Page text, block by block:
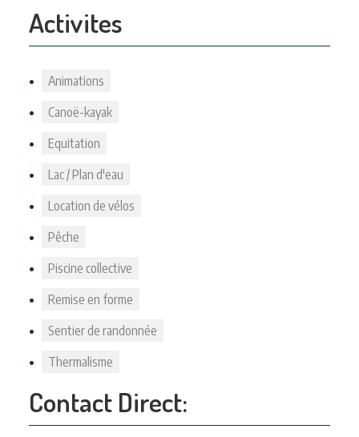
Activites
Animations
Canoë-kayak
Equitation
Lac / Plan d'eau
Location de vélos
Pêche
Piscine collective
Remise en forme
Sentier de randonnée
Thermalisme
Contact Direct: